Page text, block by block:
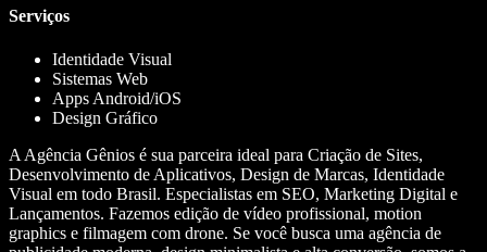
Serviços
Identidade Visual
Sistemas Web
Apps Android/iOS
Design Gráfico
A Agência Gênios é sua parceira ideal para Criação de Sites,
Desenvolvimento de Aplicativos, Design de Marcas, Identidade
Visual em todo Brasil. Especialistas em SEO, Marketing Digital e
Lançamentos. Fazemos edição de vídeo profissional, motion
graphics e filmagem com drone. Se você busca uma agência de